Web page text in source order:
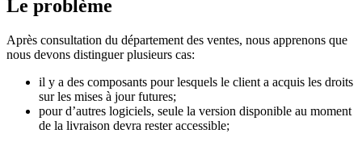
Le problème
Après consultation du département des ventes, nous apprenons que
nous devons distinguer plusieurs cas:
il y a des composants pour lesquels le client a acquis les droits
sur les mises à jour futures;
pour d’autres logiciels, seule la version disponible au moment
de la livraison devra rester accessible;